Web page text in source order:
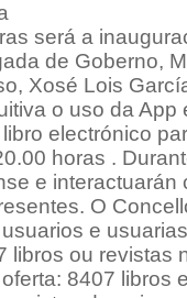
será a
de Goberno,
Xosé Lois
o uso da
electrónico
horas .
e
O
e
libros ou revistas
8407 libros